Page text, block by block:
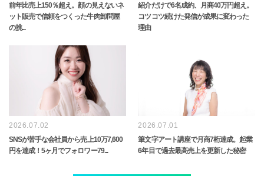
前年比売上150％超え。顔の見えないネ
ット販売で信頼をつくった牛肉卸問屋
の挑...
紹介だけで6名成約、月商40万円超え。
コツコツ続けた発信が成果に変わった
理由
2026.07.02
SNSが苦手な会社員から売上10万7,600
円を達成！5ヶ月でフォロワー79...
2026.07.01
筆文字アート講座で月商7桁達成。起業
6年目で過去最高売上を更新した秘密